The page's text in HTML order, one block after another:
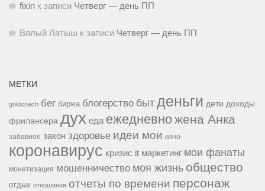
fixin к записи Четверг — день ПП
Вялый Латыш к записи Четверг — день ПП
МЕТКИ
goldcoach бег биржа блогерство быт деньги дети доходы
фрилансера дух еда ежедневножена Анка
забавное закон здоровье идеи мои кино
коронавирус кризис it маркетинг мои фанаты
монетизация мошенничество моя жизнь общество
отдых отношения отчеты по времени персонаж